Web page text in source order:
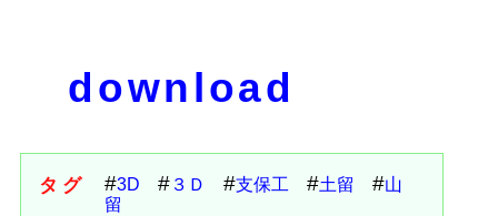
download
タグ 3D ３Ｄ 支保工 土留
山
留